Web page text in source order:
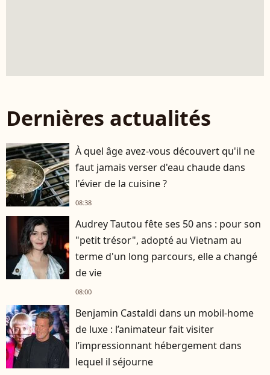
Dernières actualités
À quel âge avez-vous découvert qu'il ne
faut jamais verser d'eau chaude dans
l'évier de la cuisine ?
08:38
Audrey Tautou fête ses 50 ans : pour son
"petit trésor", adopté au Vietnam au
terme d'un long parcours, elle a changé
de vie
08:00
Benjamin Castaldi dans un mobil-home
de luxe : l’animateur fait visiter
l’impressionnant hébergement dans
lequel il séjourne